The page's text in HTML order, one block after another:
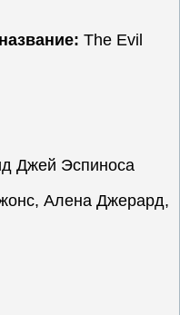
The Evil
Джей Эспиноса
Алена Джерард,